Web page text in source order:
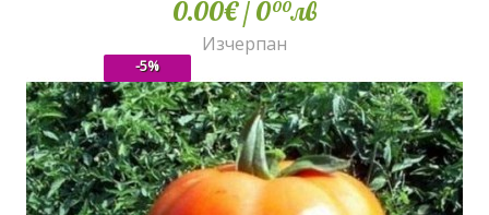
0.00€/ 000лв
Изчерпан
-5%